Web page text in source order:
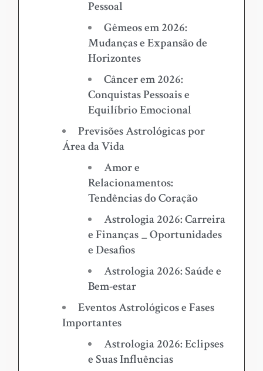
Pessoal
Gêmeos em 2026:
Mudanças e Expansão de
Horizontes
Câncer em 2026:
Conquistas Pessoais e
Equilíbrio Emocional
Previsões Astrológicas por
Área da Vida
Amor e
Relacionamentos:
Tendências do Coração
Astrologia 2026: Carreira
e Finanças _ Oportunidades
e Desafios
Astrologia 2026: Saúde e
Bem-estar
Eventos Astrológicos e Fases
Importantes
Astrologia 2026: Eclipses
e Suas Influências